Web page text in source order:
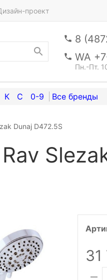
проект
8
WA
Пн.-Пт.
К С 0-9
Dunaj D472.5S
31